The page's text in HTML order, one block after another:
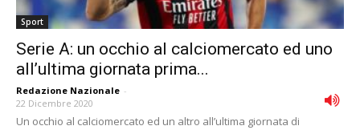
Sport
Serie A: un occhio al calciomercato ed uno
all’ultima giornata prima...
Redazione Nazionale -
22 Dicembre 2020
Un occhio al calciomercato ed un altro all’ultima giornata di